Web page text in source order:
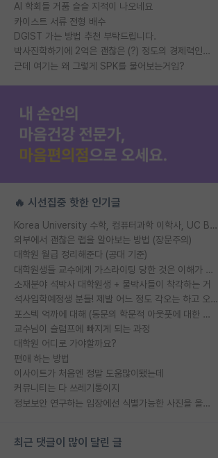
AI 학회들 거품 슬슬 지적이 나오네요
카이스트 서류 전형 배수
DGIST 가는 방법 추천 부탁드립니다.
박사진학하기에 2억은 괜찮은 (?) 정도의 경제력인가요
근데 여기는 왜 그렇게 SPK를 물어보는거임?
🔥 시선집중 핫한 인기글
Korea University 수학, 컴퓨터과학 이학사, UC Berkeley 산업공학 대학원 공학박사가 되는 것은 쉽지 않겠죠?
외부에서 괜찮은 랩을 알아보는 방법 (장문주의)
대학원 월급 정리해준다 (공대 기준)
대학원생들 교수에게 가스라이팅 당한 것은 이해가 갑니다. 안타깝네요.
소재분야 석박사 대학원생 + 물박사들이 착각하는 거
석사입학예정생 분들! 제발 어느 정도 각오는 하고 오세요.
포스텍 억까에 대해 (동문의 학문적 아웃풋에 대한 반박)
교수님이 슬럼프에 빠지게 되는 과정
대학원 어디로 가야할까요?
편애 하는 방법
이사이트가 처음엔 정말 도움많이됐는데
커뮤니티는 다 쓰레기통이지
정보보안 연구하는 입장에선 식별가능한 사진을 올리는건 비추이긴함
최근 댓글이 많이 달린 글